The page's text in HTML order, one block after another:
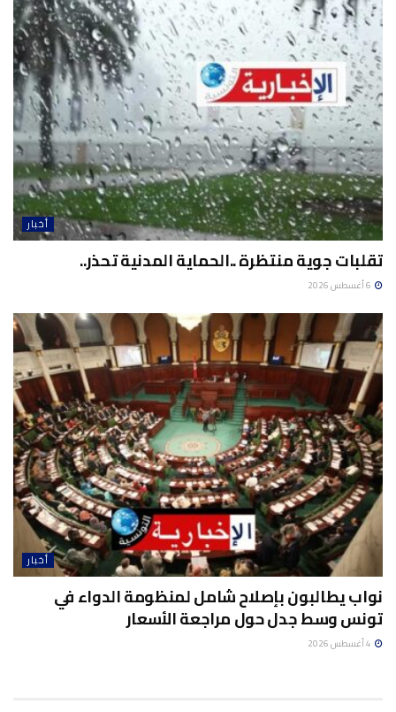
أخبار
تقلبات جوية منتظرة ..الحماية المدنية تحذر..
أخبار
نواب يطالبون بإصلاح شامل لمنظومة الدواء في
تونس وسط جدل حول مراجعة الأسعار